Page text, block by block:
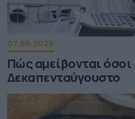
07.08.2026
Πώς αμείβονται
Δεκαπενταύγουστο